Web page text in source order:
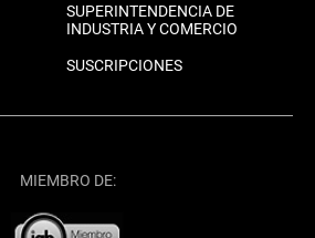
SUPERINTENDENCIA DE
INDUSTRIA Y COMERCIO
SUSCRIPCIONES
MIEMBRO DE: